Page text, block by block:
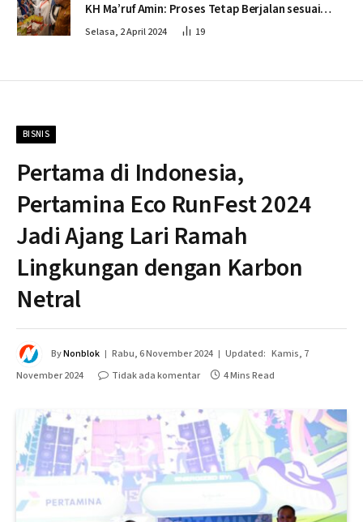
KH Ma’ruf Amin: Proses Tetap Berjalan sesuai
Penahapan
Selasa, 2 April 2024 19
BISNIS
Pertama di Indonesia,
Pertamina Eco RunFest 2024
Jadi Ajang Lari Ramah
Lingkungan dengan Karbon
Netral
ByNonblok Rabu, 6 November 2024 Updated: Kamis, 7
November 2024
Tidak ada komentar 4 Mins Read